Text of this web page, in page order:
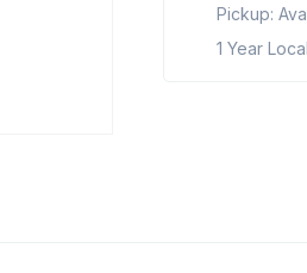
Pickup:
1 Year